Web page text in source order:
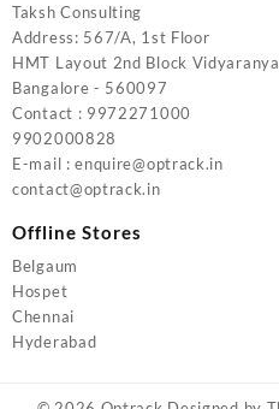
Taksh Consulting
Address: 567/A, 1st Floor
HMT Layout 2nd Block
Bangalore - 560097
Contact : 9972271000
9902000828
E-mail : enquire@optrack.in
contact@optrack.in
Offline Stores
Belgaum
Hospet
Chennai
Hyderabad